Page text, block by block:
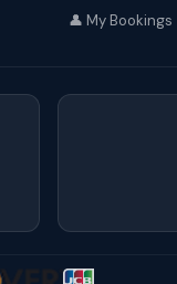
👤 My Bookings